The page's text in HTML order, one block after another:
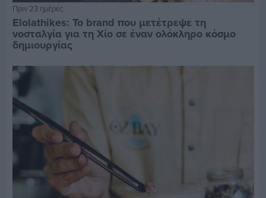
Πριν 23 ημέρες
Elolathikes: Το brand που μετέτρεψε τη
νοσταλγία για τη Χίο σε έναν ολόκληρο κόσμο
δημιουργίας